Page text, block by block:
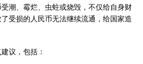
潮、霉烂、虫蛀或烧毁，不仅给自身财
受损的人民币无法继续流通，给国家造
议，包括：